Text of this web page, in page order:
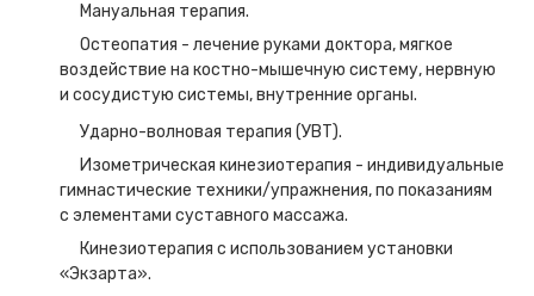
Мануальная терапия.
Остеопатия - лечение руками доктора, мягкое
воздействие на костно-мышечную систему, нервную
и сосудистую системы, внутренние органы.
Ударно-волновая терапия (УВТ).
Изометрическая кинезиотерапия - индивидуальные
гимнастические техники/упражнения, по показаниям
с элементами суставного массажа.
Кинезиотерапия с использованием установки
«Экзарта».